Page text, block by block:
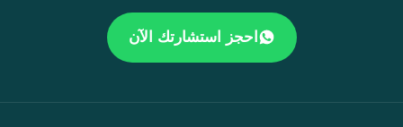
احجز استشارتك الآن